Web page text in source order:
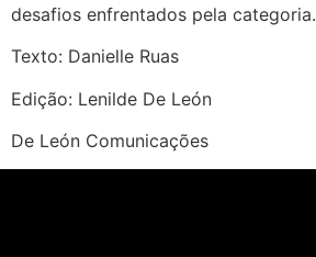
desafios enfrentados pela categoria.
Texto: Danielle Ruas
Edição: Lenilde De León
De León Comunicações